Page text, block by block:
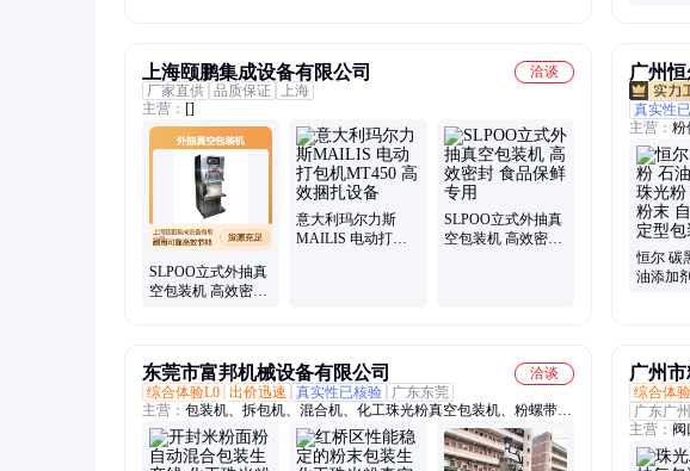
上海颐鹏集成设备有限公司
洽谈
厂家直供 品质保证
上海
主营： []
SLPOO立式外抽真
空包装机 高效密封
意大利玛尔力斯
MAILIS 电动打包
SLPOO立式外抽真
空包装机 高效密封
广州
真实性
主营： 粉
光粉粉
石墨粉
恒尔 碳
油添加
东莞市富邦机械设备有限公司
洽谈
综合体验L0 出价迅速 真实性已核验
广东东莞
主营： 包装机、拆包机、混合机、化工珠光粉真空包装机、粉螺带、
粉末定量、称重配料、小袋拆包、粉末螺带、粉体螺带、冷却螺带、
粉体真空、无尘真空、卧式螺带混合机、粉末包装机、粉体自动配料
广州
综合体
广东广州
主营： 阀
锌稳定